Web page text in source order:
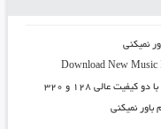
نمیکنی
Download New Music
با دو کیفیت عالی ۱۲۸ و ۳۲۰
باور نمیکنی